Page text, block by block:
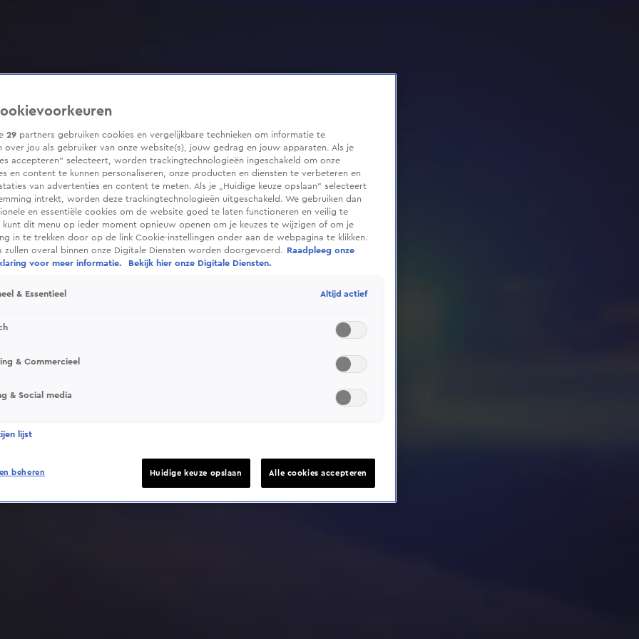
Deze video is niet beschikbaar op je huidige locatie
29 partners gebruiken cookies en vergelijkbare technieken om informatie te
over jou als gebruiker van onze website(s), jouw gedrag en jouw apparaten. Als je
accepteren” selecteert, worden trackingtechnologieën ingeschakeld om onze
en content te kunnen personaliseren, onze producten en diensten te verbeteren en
van advertenties en content te meten. Als je „Huidige keuze opslaan” selecteert
intrekt, worden deze trackingtechnologieën uitgeschakeld. We gebruiken dan
en essentiële cookies om de website goed te laten functioneren en veilig te
kunt dit menu op ieder moment opnieuw openen om je keuzes te wijzigen of om je
in te trekken door op de link Cookie-instellingen onder aan de webpagina te klikken.
zullen overal binnen onze Digitale Diensten worden doorgevoerd.
Raadpleeg onze
voor meer informatie.
Bekijk hier onze Digitale Diensten.
& Essentieel Altijd actief
& Commercieel
& Social media
lijst
beheren Huidige keuze opslaan Alle cookies accepteren